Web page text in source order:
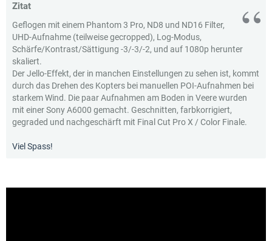
Zitat
Geflogen mit einem Phantom 3 Pro, ND8 und ND16 Filter,
UHD-Aufnahme (teilweise gecropped), Log-Modus,
Schärfe/Kontrast/Sättigung -3/-3/-2, und auf 1080p herunter
skaliert.
Der Jello-Effekt, der in manchen Einstellungen zu sehen ist, kommt
durch das Drehen des Kopters bei manuellen POI-Aufnahmen bei
starkem Wind. Die paar Aufnahmen am Boden in Veere wurden
mit einer Sony A6000 gemacht. Geschnitten, farbkorrigiert,
gegraded und nachgeschärft mit Final Cut Pro X / Color Finale.
Viel Spass!